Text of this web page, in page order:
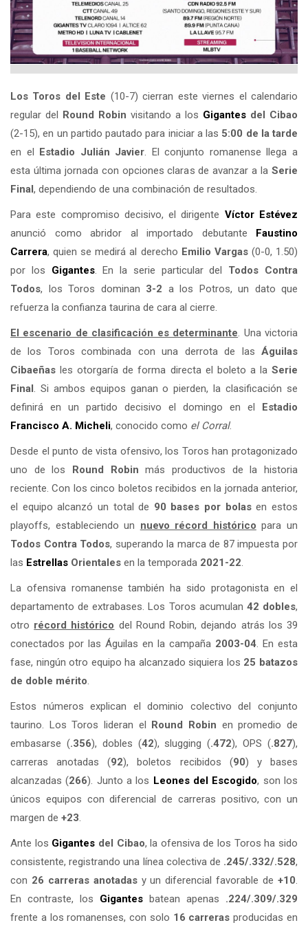
Los Toros del Este (10-7) cierran este viernes el calendario
regular del Round Robin visitando a los Gigantes del Cibao
(2-15), en un partido pautado para iniciar a las 5:00 de la tarde
en el Estadio Julián Javier. El conjunto romanense llega a
esta última jornada con opciones claras de avanzar a la Serie
Final, dependiendo de una combinación de resultados.
Para este compromiso decisivo, el dirigente Víctor Estévez
anunció como abridor al importado debutante Faustino
Carrera, quien se medirá al derecho Emilio Vargas(0-0, 1.50)
por los Gigantes. En la serie particular del Todos Contra
Todos, los Toros dominan 3-2 a los Potros, un dato que
refuerza la confianza taurina de cara al cierre.
El escenario de clasificación es determinante. Una victoria
de los Toros combinada con una derrota de las Águilas
Cibaeñas les otorgaría de forma directa el boleto a la Serie
Final. Si ambos equipos ganan o pierden, la clasificación se
definirá en un partido decisivo el domingo en el Estadio
Francisco A. Micheli, conocido como el Corral.
Desde el punto de vista ofensivo, los Toros han protagonizado
uno de los Round Robin más productivos de la historia
reciente. Con los cinco boletos recibidos en la jornada anterior,
el equipo alcanzó un total de 90 bases por bolasen estos
playoffs, estableciendo un nuevo récord histórico para un
Todos Contra Todos, superando la marca de 87 impuesta por
las Estrellas Orientales en la temporada 2021-22.
La ofensiva romanense también ha sido protagonista en el
departamento de extrabases. Los Toros acumulan 42 dobles,
otro récord histórico del Round Robin, dejando atrás los 39
conectados por las Águilas en la campaña 2003-04. En esta
fase, ningún otro equipo ha alcanzado siquiera los 25 batazos
de doble mérito.
Estos números explican el dominio colectivo del conjunto
taurino. Los Toros lideran el Round Robin en promedio de
embasarse (.356), dobles (42), slugging (.472), OPS (.827),
carreras anotadas (92), boletos recibidos (90) y bases
alcanzadas (266). Junto a los Leones del Escogido, son los
únicos equipos con diferencial de carreras positivo, con un
margen de +23.
Ante los Gigantes del Cibao, la ofensiva de los Toros ha sido
consistente, registrando una línea colectiva de .245/.332/.528,
con 26 carreras anotadasy un diferencial favorable de+10.
En contraste, los Gigantes batean apenas .224/.309/.329
frente a los romanenses, con solo 16 carreras producidas en